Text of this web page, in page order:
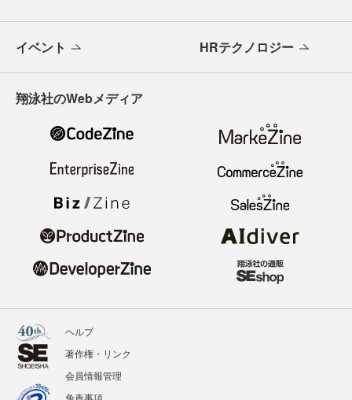
イベント HRテクノロジー
翔泳社のWebメディア
ヘルプ
著作権・リンク
会員情報管理
免責事項